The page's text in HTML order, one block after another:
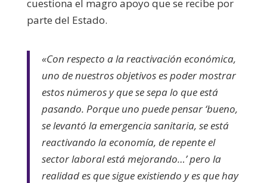
cuestiona el magro apoyo que se recibe por
parte del Estado.
«Con respecto a la reactivación económica,
uno de nuestros objetivos es poder mostrar
estos números y que se sepa lo que está
pasando. Porque uno puede pensar ‘bueno,
se levantó la emergencia sanitaria, se está
reactivando la economía, de repente el
sector laboral está mejorando…’ pero la
realidad es que sigue existiendo y es que hay